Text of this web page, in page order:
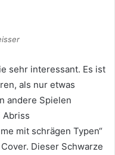
sehr interessant. Es ist
als nur etwas
andere Spielen
Abriss
mit schrägen Typen“
Dieser Schwarze